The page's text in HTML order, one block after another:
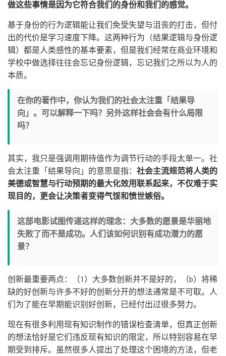
做这些事情是因为它符合我们的身份和我们的感觉。
基于身份的行为逻辑能让我们免受失望与沮丧的打击，但付
出的代价是学习速度下降。这两种行为（结果逻辑与身份逻
辑）都是人类感性的基本要素，但是我们经常在商业环境和
学校中做选择往往会忘记身份逻辑，忘记我们之所以为人的
本质。
在你的著作中，你认为我们的社会太注重「结果导
向」。可以解释一下吗？另外这样社会会有什么局限
吗？
其实，我只是强调用期待值作为调节行动的手段太单一。社
会太注重「结果导向」的意思是指： 社会主流规范将人类的
美德或智慧与行动预期的最大化效用联系起来，不仅难于实
现目的，更会让决策者变得气馁和愤世嫉俗。
这部电影试图传递这样的理念：大多数的愿景是华丽地
失败了而不是成功。人们该如何识别有成功潜力的愿
景？
创新最重要两点：（1）大多数创新并不是好的，（b）将稀
缺的好创新与许多不好的创新分开的想法通常是不可取。人
们为了能在早期能识别好创新，已经付出过很多努力。
现在有很多利用现有知识制作的错误检查清单，但真正创新
的想法恰好是它们违反现有知识的限定，所以特别容易在早
期受到排斥。虽然很多人提出了处理这个困境的方法，但老